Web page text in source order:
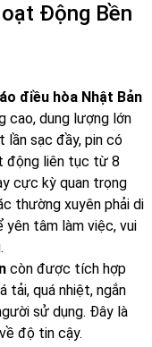
Động Bền
áo điều hòa Nhật Bản
cao, dung lượng lớn
sạc đầy, pin có
động liên tục từ 8
cực kỳ quan trọng
thường xuyên phải di
yên tâm làm việc, vui
còn được tích hợp
tải, quá nhiệt, ngắn
sử dụng. Đây là
độ tin cậy.